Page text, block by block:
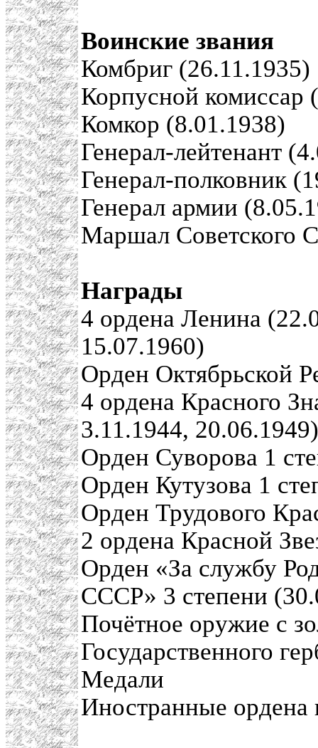
Воинские звания
Комбриг (26.11.1935)
Корпусной комиссар
Комкор (8.01.1938)
Генерал-лейтенант
Генерал-полковник
Генерал армии
Маршал Советского
Награды
4 ордена Ленина
15.07.1960)
Орден Октябрьской
4 ордена Красного
3.11.1944, 20.06.1949)
Орден Суворова 1
Орден Кутузова 1
Орден Трудового
2 ордена Красной
Орден «За службу
СССР» 3 степени
Почётное оружие с
Государственного
Медали
Иностранные ордена